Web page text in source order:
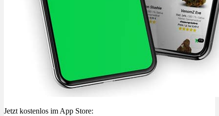
Jetzt kostenlos im App Store: